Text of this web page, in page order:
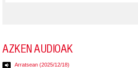
AZKEN AUDIOAK
Arratsean (2025/12/18)